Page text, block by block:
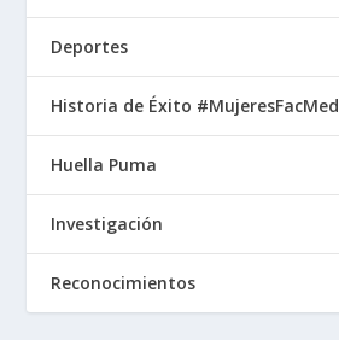
Deportes
Historia de Éxito #MujeresFacMed
Huella Puma
Investigación
Reconocimientos